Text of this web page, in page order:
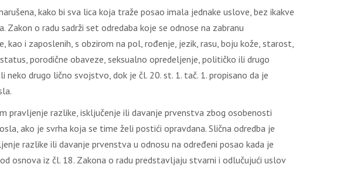
kako bi sva lica koja traže posao imala jednake uslove, bez ikakve
o radu sadrži set odredaba koje se odnose na zabranu
kao i zaposlenih, s obzirom na pol, rođenje, jezik, rasu, boju kože, starost,
porodične obaveze, seksualno opredeljenje, političko ili drugo
drugo lično svojstvo, dok je čl. 20. st. 1. tač. 1. propisano da je
pravljenje razlike, isključenje ili davanje prvenstva zbog osobenosti
ako je svrha koja se time želi postići opravdana. Slična odredba je
razlike ili davanje prvenstva u odnosu na određeni posao kada je
osnova iz čl. 18. Zakona o radu predstavljaju stvarni i odlučujući uslov